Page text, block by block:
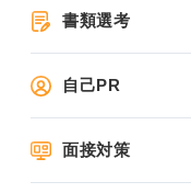
書類選考
自己PR
面接対策